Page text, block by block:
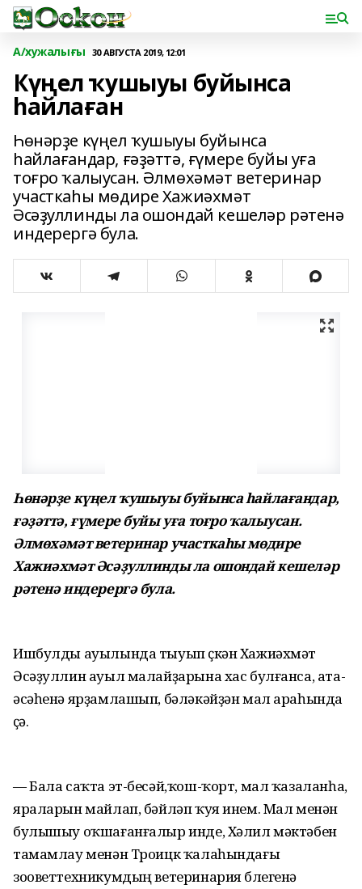
А/хужалығы 30 АВГУСТА 2019, 12:01
Күңел ҡушыуы буйынса
һайлаған
Һөнәрҙе күңел ҡушыуы буйынса
һайлағандар, ғәҙәттә, ғүмере буйы уға
тоғро ҡалыусан. Әлмөхәмәт ветеринар
участкаһы мөдире Хажиәхмәт
Әсәҙуллинды ла ошондай кешеләр рәтенә
индерергә була.
Һөнәрҙе күңел ҡушыуы буйынса һайлағандар,
ғәҙәттә, ғүмере буйы уға тоғро ҡалыусан.
Әлмөхәмәт ветеринар участкаһы мөдире
Хажиәхмәт Әсәҙуллинды ла ошондай кешеләр
рәтенә индерергә була.
Ишбулды ауылында тыуып үҫкән Хажиәхмәт
Әсәҙуллин ауыл малайҙарына хас булғанса, ата-
әсәһенә ярҙамлашып, бәләкәйҙән мал араһында
үҫә.
— Бала саҡта эт-бесәй,ҡош-ҡорт, мал ҡазаланһа,
яраларын майлап, бәйләп ҡуя инем. Мал менән
булышыу оҡшағанғалыр инде, Хәлил мәктәбен
тамамлау менән Троицк ҡалаһындағы
зооветтехникумдың ветеринария бүлегенә